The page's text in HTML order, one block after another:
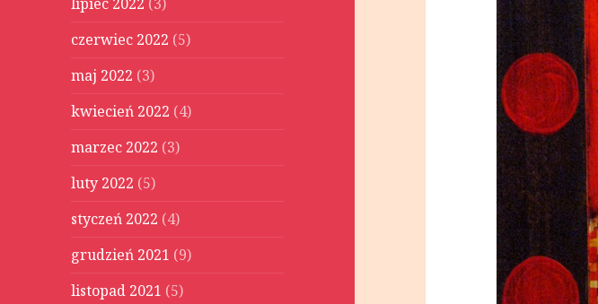
czerwiec 2022 (5)
maj 2022 (3)
kwiecień 2022 (4)
marzec 2022 (3)
luty 2022 (5)
styczeń 2022 (4)
grudzień 2021 (9)
listopad 2021 (5)